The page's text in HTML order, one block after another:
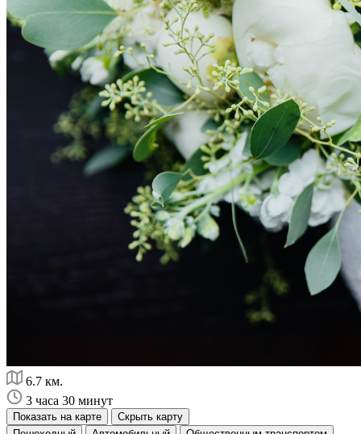
6.7 км.
3 часа 30 минут
Показать на карте
Скрыть карту